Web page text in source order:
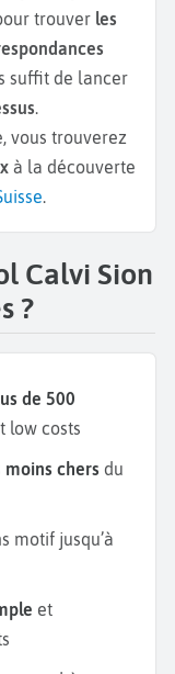
trouver les
suffit de lancer
.
vous trouverez
à la découverte
.
Calvi Sion
?
de 500
low costs
moins chers du
motif jusqu’à
et